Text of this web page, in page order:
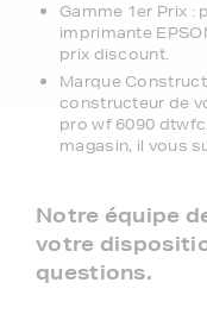
Gamme 1er Prix
imprimante
prix discount.
Marque
constructeur de
pro wf 6090
magasin, il vous
Notre équipe
votre
questions.